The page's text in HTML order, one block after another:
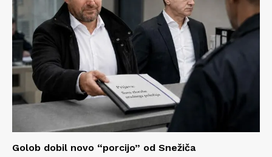
Golob dobil novo “porcijo” od Snežiča